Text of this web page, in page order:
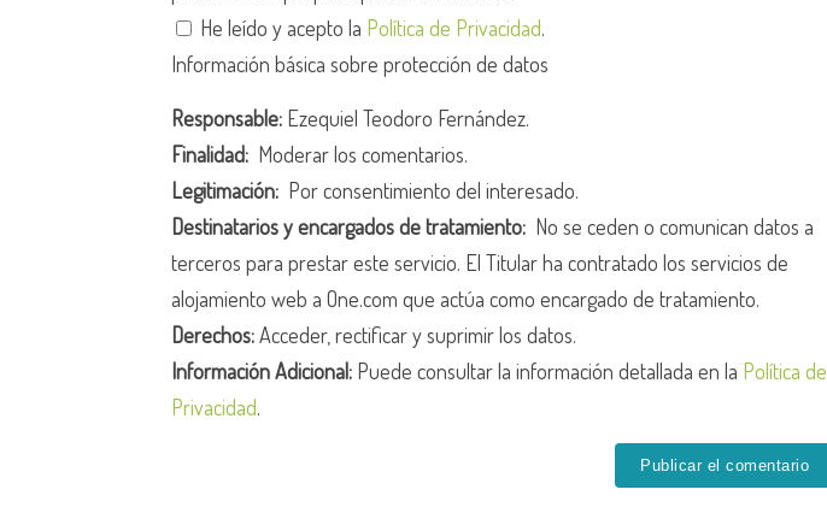
He leído y acepto la Política de Privacidad.
Información básica sobre protección de datos
Responsable: Ezequiel Teodoro Fernández.
Finalidad: Moderar los comentarios.
Legitimación: Por consentimiento del interesado.
Destinatarios y encargados de tratamiento: No se ceden o comunican datos a
terceros para prestar este servicio. El Titular ha contratado los servicios de
alojamiento web a One.com que actúa como encargado de tratamiento.
Derechos:Acceder, rectificar y suprimir los datos.
Información Adicional: Puede consultar la información detallada en la Política de
Privacidad.